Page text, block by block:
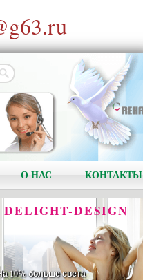
О НАС КОНТАКТЫ
АКЦИЯ!
Установи окно и получи
в подарок подарочный
сертификат на сумму
1000 рублей!
DELIGHT-DESIGN
10% больше света